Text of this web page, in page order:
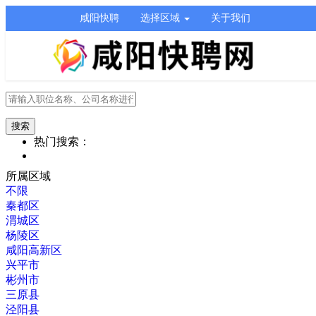
咸阳快聘 选择区域 关于我们
热门搜索：
所属区域
不限
秦都区
渭城区
杨陵区
咸阳高新区
兴平市
彬州市
三原县
泾阳县